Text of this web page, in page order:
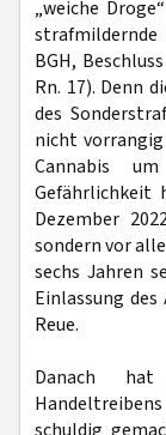
„weiche
BGH,
Rn. 17). Denn
des
nicht
Cannabis
Gefährlichkeit
Dezember
sondern vor
sechs Jahren
Einlassung
Reue.
Danach